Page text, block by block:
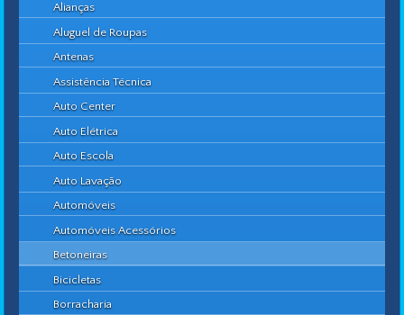
Alianças
Aluguel de Roupas
Antenas
Assistência Técnica
Auto Center
Auto Elétrica
Auto Escola
Auto Lavação
Automóveis
Automóveis Acessórios
Betoneiras
Bicicletas
Borracharia